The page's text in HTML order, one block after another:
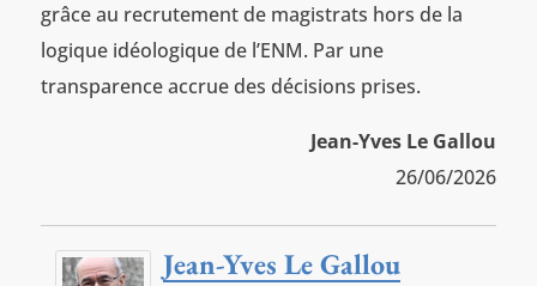
grâce au recrutement de magistrats hors de la
logique idéologique de l’ENM. Par une
transparence accrue des décisions prises.
Jean-Yves Le Gallou
26/06/2026
Jean-Yves Le Gallou